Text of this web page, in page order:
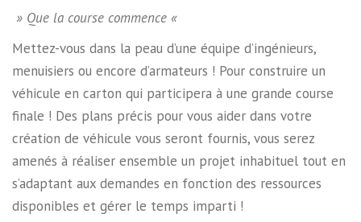
» Que la course commence «
Mettez-vous dans la peau d’une équipe d’ingénieurs,
menuisiers ou encore d’armateurs ! Pour construire un
véhicule en carton qui participera à une grande course
finale ! Des plans précis pour vous aider dans votre
création de véhicule vous seront fournis, vous serez
amenés à réaliser ensemble un projet inhabituel tout en
s’adaptant aux demandes en fonction des ressources
disponibles et gérer le temps imparti !